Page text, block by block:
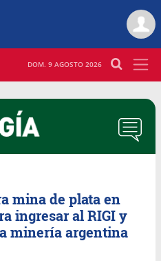
DOM. 9 AGOSTO 2026
mina de plata en
ingresar al RIGI y
minería argentina